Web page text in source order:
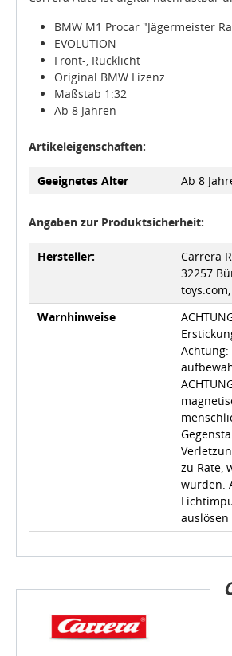
BMW M1 Procar "Jägermeister
EVOLUTION
Front-, Rücklicht
Original BMW Lizenz
Maßstab 1:32
Ab 8 Jahren
Artikeleigenschaften:
Geeignetes Alter Ab 8 Jahre
Angaben zur Produktsicherheit:
Hersteller:
Carrera
32257
Warnhinweise
zu